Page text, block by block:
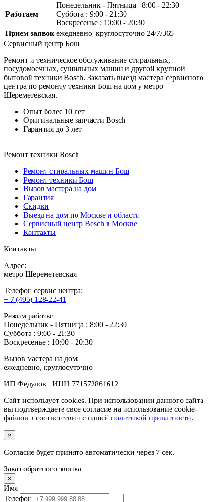
Работаем
Понедельник ‐ Пятница : 8:00 - 22:30
Суббота : 9:00 - 21:30
Воскресенье : 10:00 - 20:30
Прием заявок ежедневно, круглосуточно 24/7/365
Сервисный центр Бош
Ремонт и техническое обслуживание стиральных,
посудомоечных, сушильных машин и другой крупной
бытовой техники Bosch. Заказать выезд мастера сервисного
центра по ремонту техники Бош на дом у метро
Шереметевская.
Опыт более 10 лет
Оригинальные запчасти Bosch
Гарантия до 3 лет
Ремонт техники Bosch
Ремонт стиральных машин Бош
Ремонт техники Бош
Вызов мастера на дом
Гарантия
Скидки
Выезд на дом по Москве и области
Сервисный центр Bosch в Москве
Контакты
Контакты
Адрес:
метро Шереметевская
Телефон сервис центра:
+ 7 (495) 128-22-41
Режим работы:
Понедельник ‐ Пятница : 8:00 - 22:30
Суббота : 9:00 - 21:30
Воскресенье : 10:00 - 20:30
Вызов мастера на дом:
ежедневно, круглосуточно
ИП Федулов - ИНН 771572861612
Сайт использует cookies. При использовании данного сайта
вы подтверждаете свое согласие на использование cookie-
файлов в соответствии с нашей политикой приватности.
×
Согласие будет принято автоматически через 6 сек.
Заказ обратного звонка
×
Имя
Телефон